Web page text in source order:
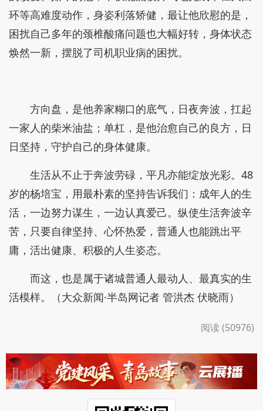
环等高难度动作，身姿利落矫健，最让他欣慰的是，
困扰自己多年的颈椎酸痛问题也大幅好转，身体状态
焕然一新，摆脱了司机职业病的困扰。
方向盘，是他养家糊口的底气，日夜奔波，扛起
一家人的柴米油盐；单杠，是他治愈自己的良方，日
日坚持，守护自己的身体健康。
生活从不止于奔波劳碌，平凡亦能绽放光彩。48